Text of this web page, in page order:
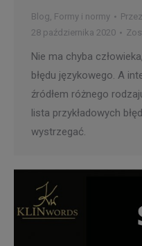
Blog, Formy i normy Przez
28 października 2020
Nie ma chyba
błędu językowego. A
źródłem różnego
lista przykładowych
wystrzegać.